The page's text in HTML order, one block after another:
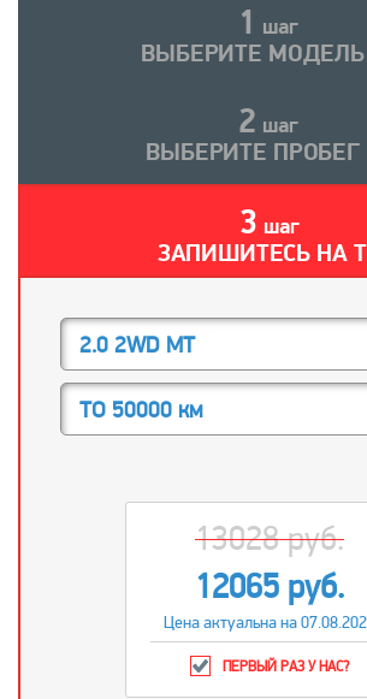
1 шаг
ВЫБЕРИТЕ МОДЕЛЬ
2 шаг
ВЫБЕРИТЕ ПРОБЕГ
3 шаг
ЗАПИШИТЕСЬ НА
2.0 2WD MT
ТО 50000 км
13028 руб.
12065 руб.
Цена актуальна на
ПЕРВЫЙ РАЗ У НАС?